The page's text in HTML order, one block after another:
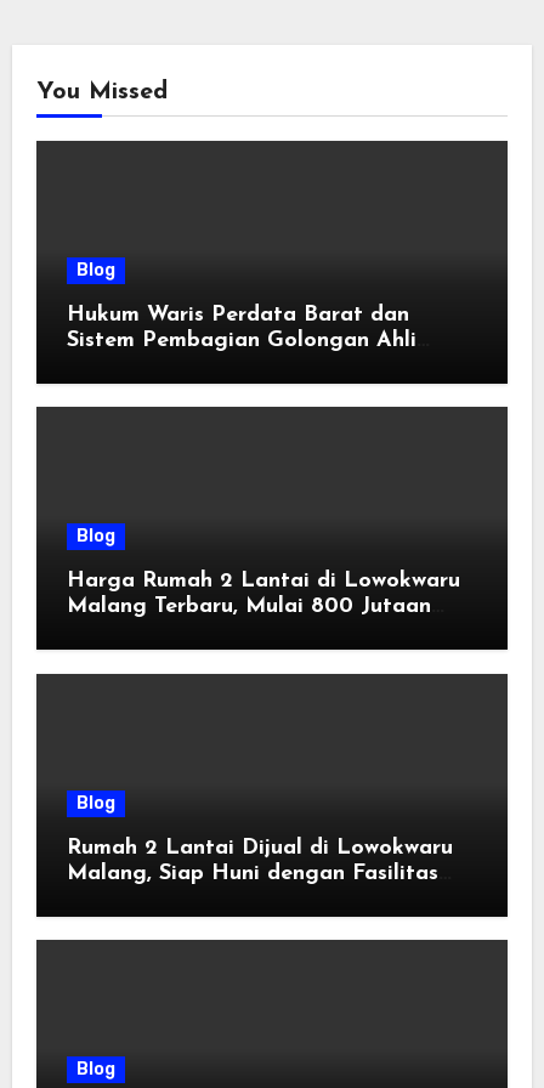
You Missed
Blog
Hukum Waris Perdata Barat dan
Sistem Pembagian Golongan Ahli
Blog
Harga Rumah 2 Lantai di Lowokwaru
Malang Terbaru, Mulai 800 Jutaan
Blog
Rumah 2 Lantai Dijual di Lowokwaru
Malang, Siap Huni dengan Fasilitas
Blog